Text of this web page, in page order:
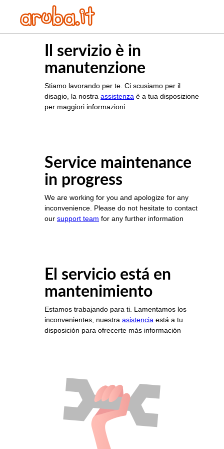
Il servizio è in
manutenzione
Stiamo lavorando per te. Ci scusiamo per il
disagio, la nostra assistenza è a tua disposizione
per maggiori informazioni
Service maintenance
in progress
We are working for you and apologize for any
inconvenience. Please do not hesitate to contact
our support team for any further information
El servicio está en
mantenimiento
Estamos trabajando para ti. Lamentamos los
inconvenientes, nuestra asistencia está a tu
disposición para ofrecerte más información